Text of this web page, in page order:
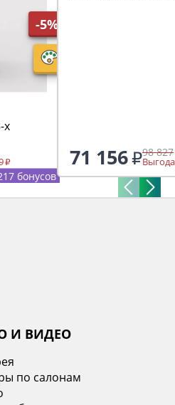
-5%
х
бонусов
71 156 98 827
И ВИДЕО
по салонам